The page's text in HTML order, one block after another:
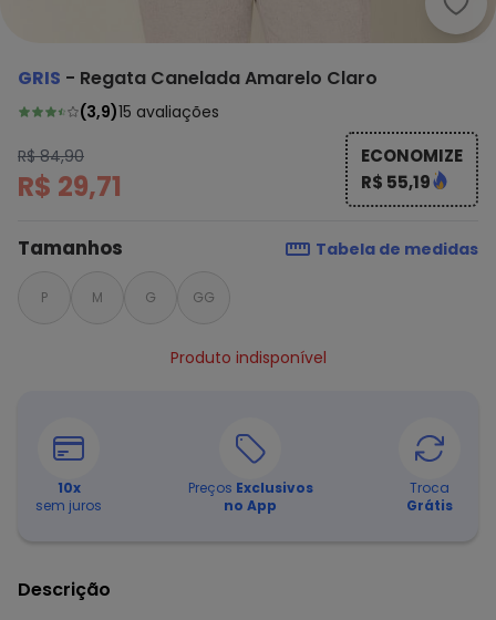
Gris
GRIS - Regata Canelada Amarelo Claro
(3,9)15 avaliações
R$ 84,90
R$ 29,71
ECONOMIZE
R$ 55,19
Tamanhos Tabela de medidas
P M G GG
Produto indisponível
10x
sem juros
Preços Exclusivos
no App
Troca
Grátis
Descrição